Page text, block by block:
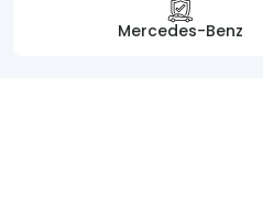
Mercedes-Benz